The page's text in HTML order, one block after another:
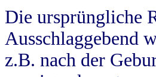
Die ursprüngliche
Ausschlaggebend
z.B. nach der